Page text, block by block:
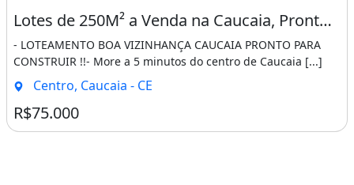
Lotes de 250M² a Venda na Caucaia, Pronto para Construir!
- LOTEAMENTO BOA VIZINHANÇA CAUCAIA PRONTO PARA
CONSTRUIR !!- More a 5 minutos do centro de Caucaia [...]
Centro, Caucaia - CE
R$75.000